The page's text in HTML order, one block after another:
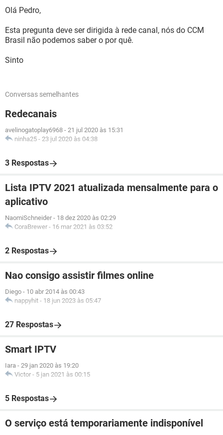
Olá Pedro,
Esta pregunta deve ser dirigida à rede canal, nós do CCM
Brasil não podemos saber o por quê.
Sinto
Conversas semelhantes
Redecanais
avelinogatoplay6968 - 21 jul 2020 às 15:31
ninha25 - 23 jul 2020 às 04:38
3 Respostas
Lista IPTV 2021 atualizada mensalmente para o
aplicativo
NaomiSchneider - 18 dez 2020 às 02:29
CoraBrewer - 16 mar 2021 às 03:52
2 Respostas
Nao consigo assistir filmes online
Diego - 10 abr 2014 às 00:43
nappyhit - 18 jun 2023 às 05:47
27 Respostas
Smart IPTV
Iara - 29 jan 2020 às 19:20
Victor - 5 jan 2021 às 00:15
5 Respostas
O serviço está temporariamente indisponível